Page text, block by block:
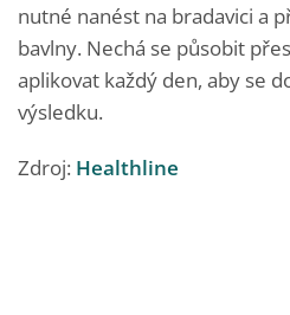
nutné nanést na bradavici a
bavlny. Nechá se působit
aplikovat každý den, aby se
výsledku.
Zdroj: Healthline